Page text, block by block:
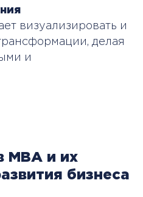
визуализировать и
делая
и
MBA и их
бизнеса